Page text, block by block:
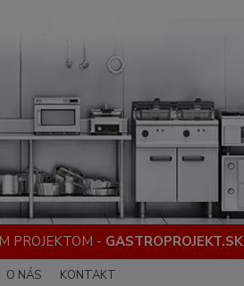
PROJEKTOM - GASTROPROJEKT.SK
O NÁS KONTAKT